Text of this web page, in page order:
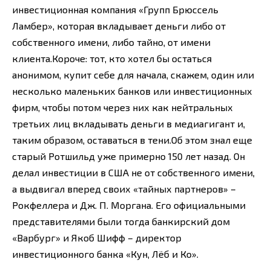
инвестиционная компания «Групп Брюссель
Ламбер», которая вкладывает деньги либо от
собственного имени, либо тайно, от имени
клиента.Короче: тот, кто хотел бы остаться
анонимом, купит себе для начала, скажем, один или
несколько маленьких банков или инвестиционных
фирм, чтобы потом через них как нейтральных
третьих лиц вкладывать деньги в медиагигант и,
таким образом, оставаться в тени.Об этом знал еще
старый Ротшильд уже примерно 150 лет назад. Он
делал инвестиции в США не от собственного имени,
а выдвигал вперед своих «тайных партнеров» –
Рокфеллера и Дж. П. Моргана. Его официальными
представителями были тогда банкирский дом
«Варбург» и Якоб Шифф – директор
инвестиционного банка «Кун, Лёб и Ко».